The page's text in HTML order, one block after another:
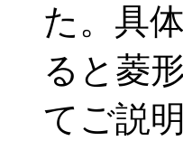
た。具
ると菱
てご説